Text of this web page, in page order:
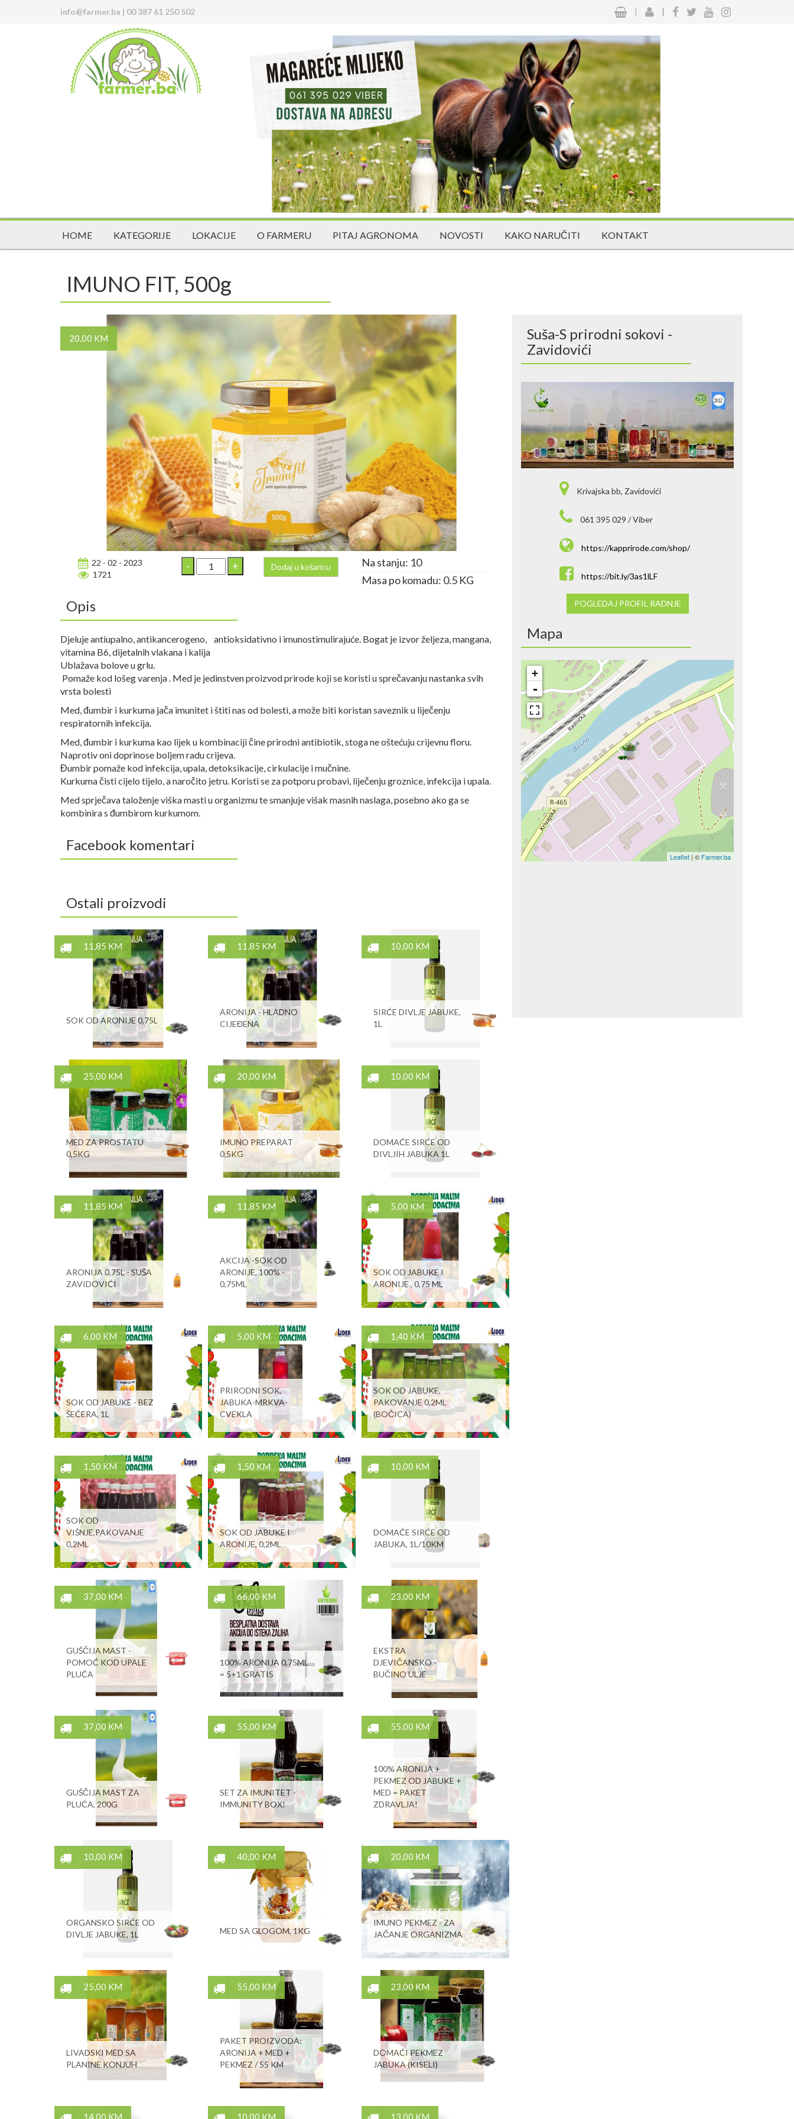
info@farmer.ba | 00 387 61 250 502 | |
HOME KATEGORIJE LOKACIJE O FARMERU PITAJ AGRONOMA NOVOSTI KAKO NARUČITI KONTAKT
IMUNO FIT, 500g
20,00 KM
22 - 02 - 2023
1721
Dodaj u košaricu
Na stanju: 10
Masa po komadu: 0.5 KG
Opis
Djeluje antiupalno, antikancerogeno, antioksidativno i imunostimulirajuće. Bogat je izvor željeza, mangana,
vitamina B6, dijetalnih vlakana i kalija
Ublažava bolove u grlu.
Pomaže kod lošeg varenja . Med je jedinstven proizvod prirode koji se koristi u sprečavanju nastanka svih
vrsta bolesti
Med, đumbir i kurkuma jača imunitet i štiti nas od bolesti, a može biti koristan saveznik u liječenju
respiratornih infekcija.
Med, đumbir i kurkuma kao lijek u kombinaciji čine prirodni antibiotik, stoga ne oštećuju crijevnu floru.
Naprotiv oni doprinose boljem radu crijeva.
Đumbir pomaže kod infekcija, upala, detoksikacije, cirkulacije i mučnine.
Kurkuma čisti cijelo tijelo, a naročito jetru. Koristi se za potporu probavi, liječenju groznice, infekcija i upala.
Med sprječava taloženje viška masti u organizmu te smanjuje višak masnih naslaga, posebno ako ga se
kombinira s đumbirom kurkumom.
Facebook komentari
Ostali proizvodi
11,85 KM
SOK OD ARONIJE 0,75L
11,85 KM
ARONIJA - HLADNO
CIJEĐENA
10,00 KM
SIRĆE DIVLJE JABUKE,
1L
25,00 KM
MED ZA PROSTATU
0,5KG
20,00 KM
IMUNO PREPARAT
0,5KG
10,00 KM
DOMAĆE SIRĆE OD
DIVLJIH JABUKA 1L
11,85 KM
ARONIJA 0,75L - SUŠA
ZAVIDOVIĆI
11,85 KM
AKCIJA -SOK OD
ARONIJE, 100% -
0,75ML
5,00 KM
SOK OD JABUKE I
ARONIJE , 0,75 ML
6,00 KM
SOK OD JABUKE - BEZ
ŠEĆERA, 1L
5,00 KM
PRIRODNI SOK,
JABUKA-MRKVA-
CVEKLA
1,40 KM
SOK OD JABUKE,
PAKOVANJE 0,2ML
(BOČICA)
1,50 KM
SOK OD
VIŠNJE,PAKOVANJE
0,2ML
1,50 KM
SOK OD JABUKE I
ARONIJE, 0,2ML
10,00 KM
DOMAĆE SIRĆE OD
JABUKA, 1L/10KM
37,00 KM
GUŠČIJA MAST -
POMOĆ KOD UPALE
PLUĆA
66,00 KM
100% ARONIJA 0,75ML
= 5+1 GRATIS
23,00 KM
EKSTRA
DJEVIČANSKO -
BUČINO ULJE
37,00 KM
GUŠČIJA MAST ZA
PLUĆA, 200G
55,00 KM
SET ZA IMUNITET -
IMMUNITY BOX!
55,00 KM
100% ARONIJA +
PEKMEZ OD JABUKE +
MED = PAKET
ZDRAVLJA!
10,00 KM
ORGANSKO SIRĆE OD
DIVLJE JABUKE, 1L
40,00 KM
MED SA GLOGOM, 1KG
20,00 KM
IMUNO PEKMEZ - ZA
JAČANJE ORGANIZMA
25,00 KM
LIVADSKI MED SA
PLANINE KONJUH
55,00 KM
PAKET PROIZVODA:
ARONIJA + MED +
PEKMEZ / 55 KM
23,00 KM
DOMAĆI PEKMEZ
JABUKA (KISELI)
14,00 KM 10,00 KM 13,00 KM
Suša-S prirodni sokovi -
Zavidovići
Krivajska bb, Zavidovići
061 395 029 / Viber
https://kapprirode.com/shop/
https://bit.ly/3as1lLF
POGLEDAJ PROFIL RADNJE
Mapa
+
-
Leaflet | © Farmer.ba